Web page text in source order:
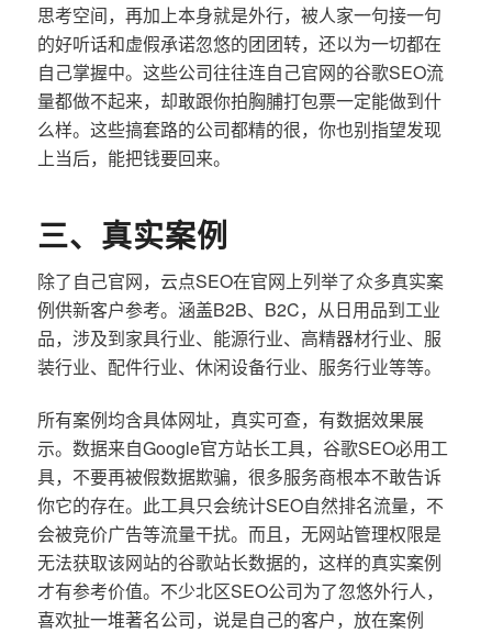
思考空间，再加上本身就是外行，被人家一句接一句
的好听话和虚假承诺忽悠的团团转，还以为一切都在
自己掌握中。这些公司往往连自己官网的谷歌SEO流
量都做不起来，却敢跟你拍胸脯打包票一定能做到什
么样。这些搞套路的公司都精的很，你也别指望发现
上当后，能把钱要回来。
三、真实案例
除了自己官网，云点SEO在官网上列举了众多真实案
例供新客户参考。涵盖B2B、B2C，从日用品到工业
品，涉及到家具行业、能源行业、高精器材行业、服
装行业、配件行业、休闲设备行业、服务行业等等。
所有案例均含具体网址，真实可查，有数据效果展
示。数据来自Google官方站长工具，谷歌SEO必用工
具，不要再被假数据欺骗，很多服务商根本不敢告诉
你它的存在。此工具只会统计SEO自然排名流量，不
会被竞价广告等流量干扰。而且，无网站管理权限是
无法获取该网站的谷歌站长数据的，这样的真实案例
才有参考价值。不少北区SEO公司为了忽悠外行人，
喜欢扯一堆著名公司，说是自己的客户，放在案例